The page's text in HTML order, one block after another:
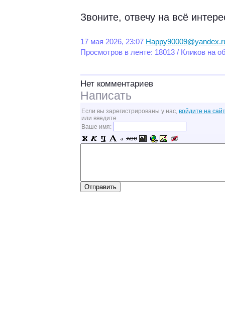
Звоните, отвечу на всё
17 мая 2026, 23:07
Просмотров в ленте: 18013 / Кликов на
Нет комментариев
Написать
Если вы зарегистрированы у нас, войдите на сайт
или введите
Ваше имя: